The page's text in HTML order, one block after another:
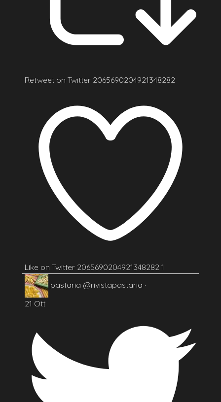
Retweet on Twitter 2065690204921348282
Like on Twitter 2065690204921348282 1
pastaria @rivistapastaria ·
21 Ott